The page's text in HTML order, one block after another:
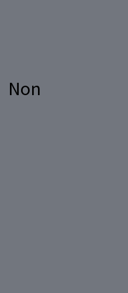
Non